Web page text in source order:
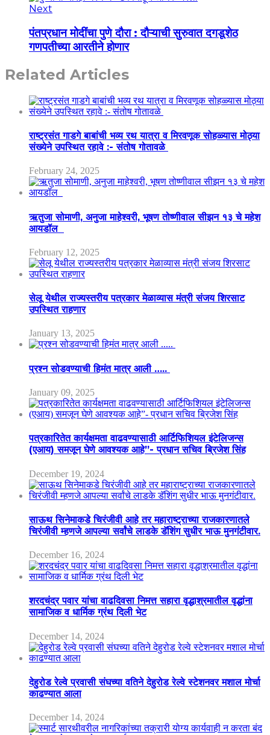
Next
पंतप्रधान मोदींचा पुणे दौरा : दौऱ्याची सुरुवात दगडूशेठ
गणपतीच्या आरतीने होणार
Related Articles
राष्ट्रसंत गाडगे बाबांची भव्य रथ यात्रा व मिरवणूक सोहळ्यास मोठ्या
संख्येने उपस्थित रहावे :- संतोष गोतावळे
February 24, 2025
ऋतुजा सोमाणी, अनुजा माहेश्वरी, भूषण तोष्णीवाल सीझन १३ चे महेश
आयडॉल
February 12, 2025
सेलू येथील राज्यस्तरीय पत्रकार मेळाव्यास मंत्री संजय शिरसाट
उपस्थित राहणार
January 13, 2025
प्रश्न सोडवण्याची हिमंत मात्र आली …..
January 09, 2025
पत्रकारितेत कार्यक्षमता वाढवण्यासाठी आर्टिफिशियल इंटेलिजन्स
(एआय) समजून घेणे आवश्यक आहे”- प्रधान सचिव ब्रिजेश सिंह
December 19, 2024
साऊथ सिनेमाकडे चिरंजीवी आहे तर महाराष्ट्राच्या राजकारणातले
चिरंजीवी म्हणजे आपल्या सर्वांचे लाडके डॅशिंग सुधीर भाऊ मुनगंटीवार.
December 16, 2024
शरदचंद्र पवार यांचा वाढदिवसा निमत्त सहारा वृद्धाश्रमातील वृद्धांना
सामाजिक व धार्मिक ग्रंथ दिली भेट
December 14, 2024
देहुरोड रेल्वे प्रवासी संघच्या वतिने देहुरोड रेल्वे स्टेशनवर मशाल मोर्चा
काढण्यात आला
December 14, 2024